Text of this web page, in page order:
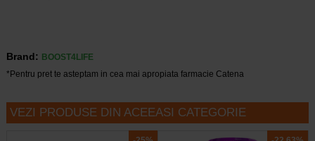
Brand:
BOOST4LIFE
*Pentru pret te asteptam in cea mai apropiata farmacie Catena
VEZI PRODUSE DIN ACEEASI CATEGORIE